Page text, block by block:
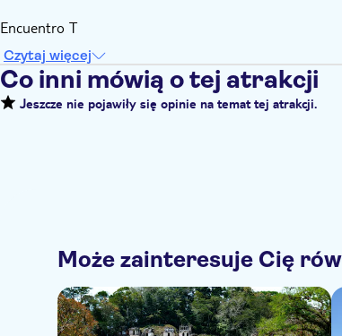
Encuentro T
Czytaj więcej
Co inni mówią o tej atrakcji
Jeszcze nie pojawiły się opinie na temat tej atrakcji.
Może zainteresuje Cię